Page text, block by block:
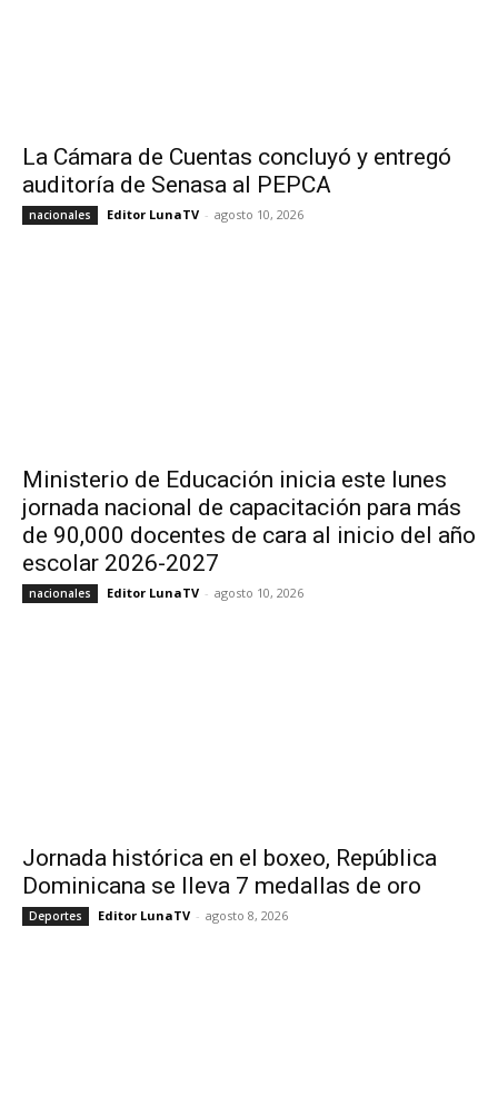
La Cámara de Cuentas concluyó y entregó
auditoría de Senasa al PEPCA
nacionales Editor LunaTV - agosto 10, 2026
Ministerio de Educación inicia este lunes
jornada nacional de capacitación para más
de 90,000 docentes de cara al inicio del año
escolar 2026-2027
nacionales Editor LunaTV - agosto 10, 2026
Jornada histórica en el boxeo, República
Dominicana se lleva 7 medallas de oro
Deportes Editor LunaTV - agosto 8, 2026